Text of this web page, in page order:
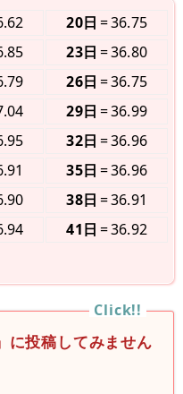
20日
36.75
23日
36.80
26日
36.75
29日
36.99
32日
36.96
35日
36.96
38日
36.91
41日
36.92
に投稿してみません